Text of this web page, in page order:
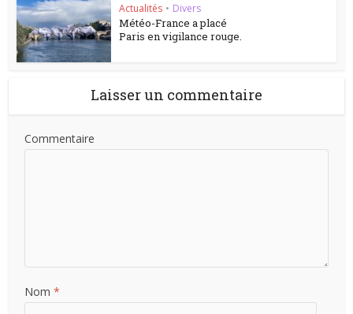
Actualités • Divers
Météo-France a placé
Paris en vigilance rouge.
Laisser un commentaire
Commentaire
Nom*